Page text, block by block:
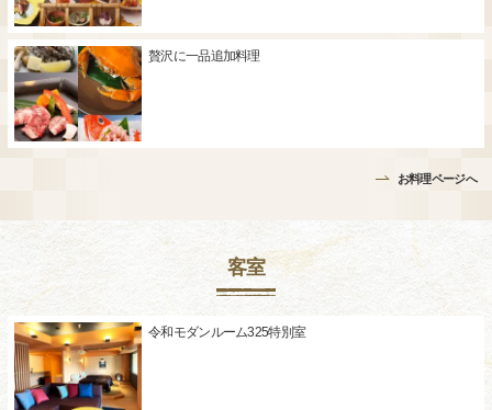
贅沢に一品追加料理
お料理ページへ
客室
令和モダンルーム325特別室